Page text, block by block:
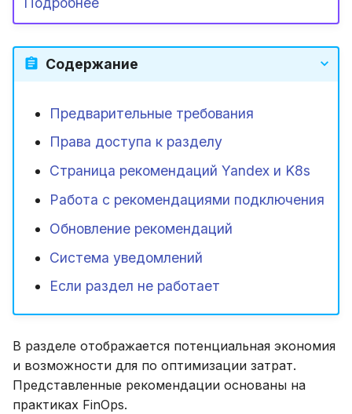
состояния Cloudmaster и его
модулей
Кластер Kubernetes (SaaS)
Кластер Kubernetes (On-
Если раздел не работает
Читайте также
Области применения FinOps
Роли FinOps
Содержание
Предварительные требования
Права доступа к разделу
Страница рекомендаций Yandex и K8s
Работа с рекомендациями подключения
Обновление рекомендаций
Система уведомлений
Если раздел не работает
В разделе отображается потенциальная экономия
и возможности для по оптимизации затрат.
Представленные рекомендации основаны на
практиках FinOps.